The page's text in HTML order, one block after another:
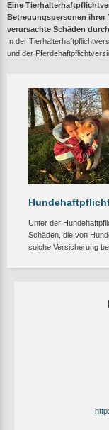
Eine
Betreuungspersonen ihrer
verursachte Schäden
In der
und der
Unter der
Schäden, die von
solche Versicherung